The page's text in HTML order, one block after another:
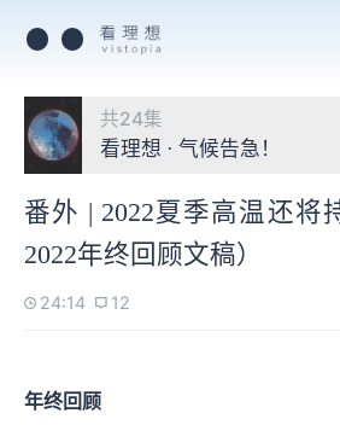
共24集
看理想 · 气候告急！
番外 | 2022夏季高温还将
2022年终回顾文稿）
24:14 12
年终回顾